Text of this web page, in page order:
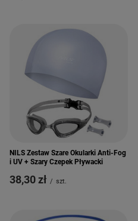
NILS Zestaw Szare Okularki Anti-Fog
i UV + Szary Czepek Pływacki
38,30 zł / szt.